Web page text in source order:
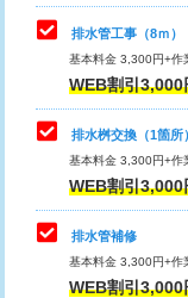
マス交換（深さ50㎝
マス交換（深さ50
コンクリート斫り
コンクリート斫り
モルタル補修（厚さ
モルタル補修（厚
その他部品の脱着
交換・取付（タン
交換・取付(単水栓
式）)
交換・取付(混合水
式・ワンホール）)
交換・取付(排水栓
排水管工事（8ｍ）
基本料金 3,300円+
WEB割引
排水桝交換（1箇所
基本料金 3,300円+作
WEB割引
排水管補修
基本料金 3,300円+作
WEB割引